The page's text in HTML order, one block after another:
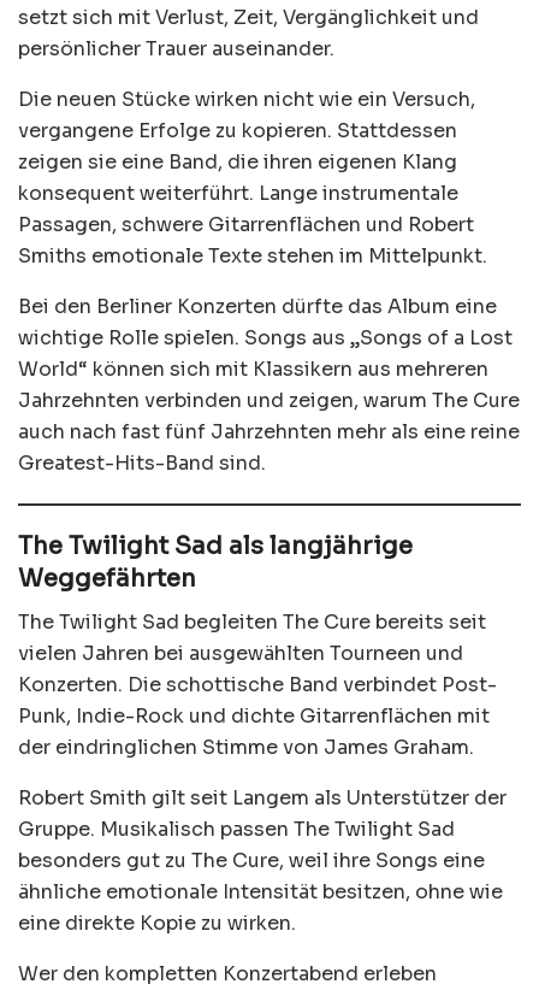
setzt sich mit Verlust, Zeit, Vergänglichkeit und
persönlicher Trauer auseinander.
Die neuen Stücke wirken nicht wie ein Versuch,
vergangene Erfolge zu kopieren. Stattdessen
zeigen sie eine Band, die ihren eigenen Klang
konsequent weiterführt. Lange instrumentale
Passagen, schwere Gitarrenflächen und Robert
Smiths emotionale Texte stehen im Mittelpunkt.
Bei den Berliner Konzerten dürfte das Album eine
wichtige Rolle spielen. Songs aus „Songs of a Lost
World“ können sich mit Klassikern aus mehreren
Jahrzehnten verbinden und zeigen, warum The Cure
auch nach fast fünf Jahrzehnten mehr als eine reine
Greatest-Hits-Band sind.
The Twilight Sad als langjährige
Weggefährten
The Twilight Sad begleiten The Cure bereits seit
vielen Jahren bei ausgewählten Tourneen und
Konzerten. Die schottische Band verbindet Post-
Punk, Indie-Rock und dichte Gitarrenflächen mit
der eindringlichen Stimme von James Graham.
Robert Smith gilt seit Langem als Unterstützer der
Gruppe. Musikalisch passen The Twilight Sad
besonders gut zu The Cure, weil ihre Songs eine
ähnliche emotionale Intensität besitzen, ohne wie
eine direkte Kopie zu wirken.
Wer den kompletten Konzertabend erleben